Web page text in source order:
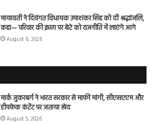
मायावती ने दिवंगत विधायक उमाशंकर सिंह को दी श्रद्धांजलि,
कहा— परिवार की इच्छा पर बेटे को राजनीति में लाएंगे आगे
August 6, 2026
मार्क जुकरबर्ग ने भारत सरकार से माफी मांगी, सीएसएएम और
डीपफेक कंटेंट पर जताया खेद
August 5, 2026